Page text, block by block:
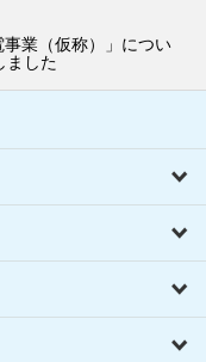
事業（仮称）」につい
ました